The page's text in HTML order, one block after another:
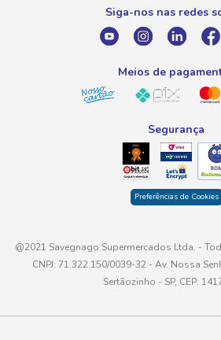
atendimento@savegnago.com.br
Siga-nos nas redes
Meios de
Segurança
Preferências de Cookies
@2021 Savegnago Supermercados Ltda. -
CNPJ: 71.322.150/0039-32 - Av. Nossa
Sertãozinho - SP, CEP: